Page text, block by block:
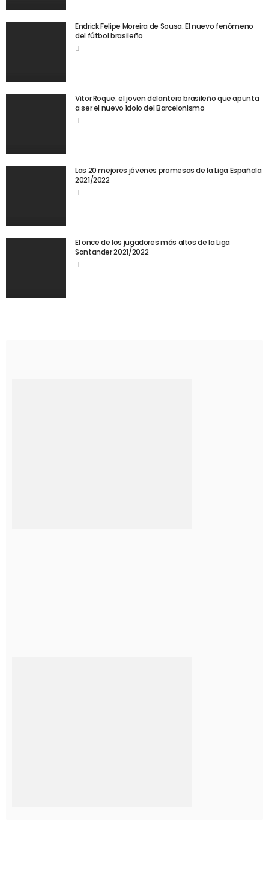
Endrick Felipe Moreira de Sousa: El nuevo fenómeno
del fútbol brasileño
Vitor Roque: el joven delantero brasileño que apunta
a ser el nuevo ídolo del Barcelonismo
Las 20 mejores jóvenes promesas de la Liga Española
2021/2022
El once de los jugadores más altos de la Liga
Santander 2021/2022